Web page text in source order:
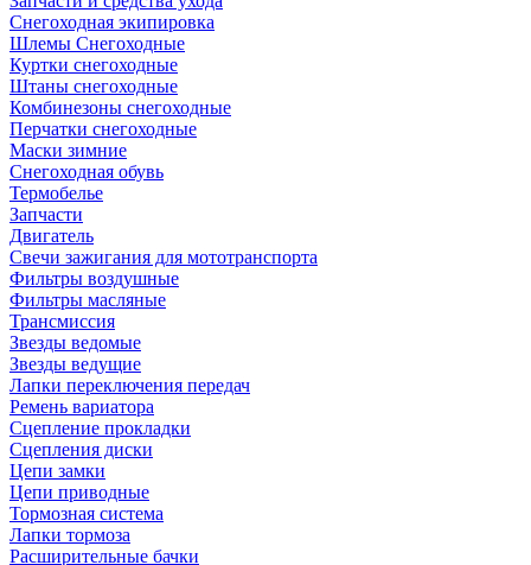
Снегоходная экипировка
Шлемы Снегоходные
Куртки снегоходные
Штаны снегоходные
Комбинезоны снегоходные
Перчатки снегоходные
Маски зимние
Снегоходная обувь
Термобелье
Запчасти
Двигатель
Свечи зажигания для мототранспорта
Фильтры воздушные
Фильтры масляные
Трансмиссия
Звезды ведомые
Звезды ведущие
Лапки переключения передач
Ремень вариатора
Сцепление прокладки
Сцепления диски
Цепи замки
Цепи приводные
Тормозная система
Лапки тормоза
Расширительные бачки